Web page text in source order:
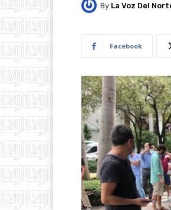
By La Voz Del
Facebook